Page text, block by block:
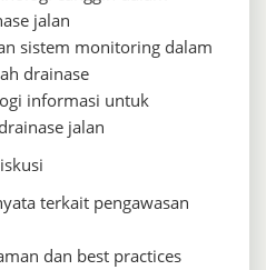
jalan
sistem monitoring dalam
drainase
informasi untuk
jalan
terkait pengawasan
dan best practices